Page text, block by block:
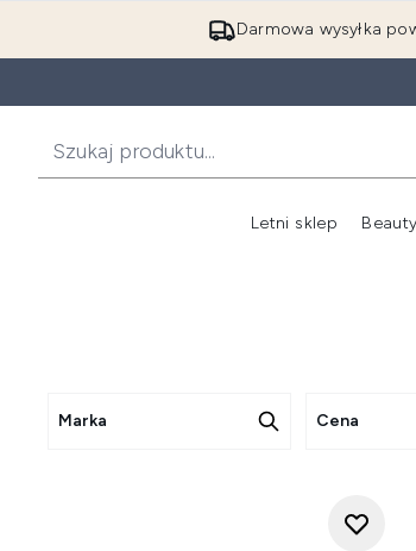
Darmowa wysyłka
Letni sklep
Marka Cena